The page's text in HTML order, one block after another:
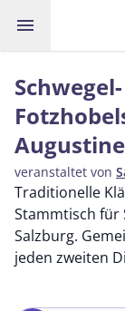
menu
veranstaltet von
Traditionelle
Stammtisch für
Salzburg.
jeden zweiten